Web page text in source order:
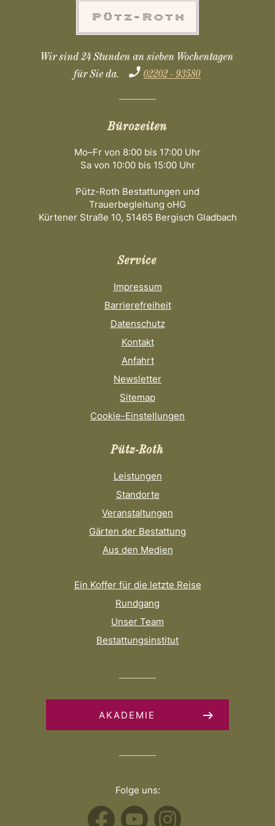
Wir sind 24 Stunden an sieben Wochentagen
für Sie da.
02202 - 93580
Bürozeiten
Mo–Fr von 8:00 bis 17:00 Uhr
Sa von 10:00 bis 15:00 Uhr
Pütz-Roth Bestattungen und
Trauerbegleitung oHG
Kürtener Straße 10, 51465 Bergisch Gladbach
Service
Impressum
Barrierefreiheit
Datenschutz
Kontakt
Anfahrt
Newsletter
Sitemap
Cookie-Einstellungen
Pütz-Roth
Leistungen
Standorte
Veranstaltungen
Gärten der Bestattung
Aus den Medien
Ein Koffer für die letzte Reise
Rundgang
Unser Team
Bestattungsinstitut
AKADEMIE
Folge uns: